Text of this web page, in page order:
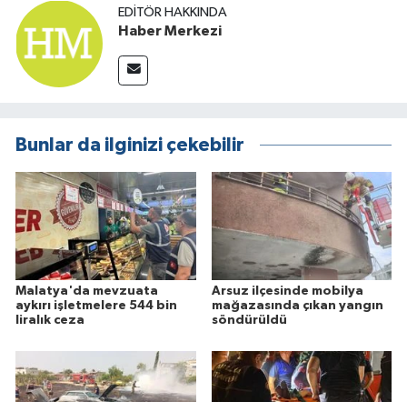
EDITÖR HAKKINDA
Haber Merkezi
Bunlar da ilginizi çekebilir
Malatya'da mevzuata
aykırı işletmelere 544 bin
liralık ceza
Arsuz ilçesinde mobilya
mağazasında çıkan yangın
söndürüldü